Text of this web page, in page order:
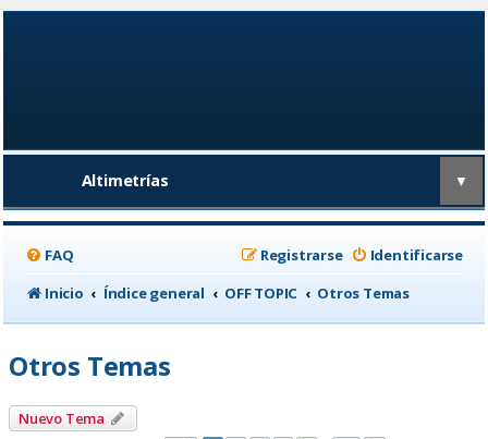
Altimetrías ▼
FAQ Identificarse
Registrarse
Inicio
Índice general OFF TOPIC Otros Temas
Otros Temas
Nuevo Tema